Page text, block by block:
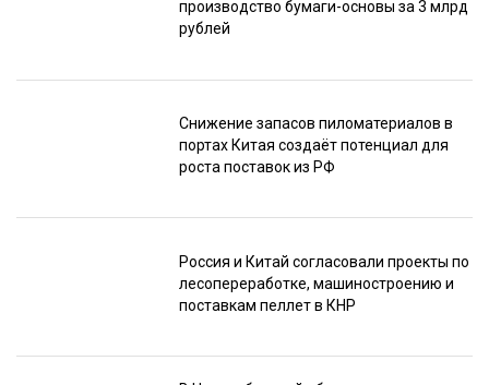
производство бумаги-основы за 3 млрд
рублей
Снижение запасов пиломатериалов в
портах Китая создаёт потенциал для
роста поставок из РФ
Россия и Китай согласовали проекты по
лесопереработке, машиностроению и
поставкам пеллет в КНР